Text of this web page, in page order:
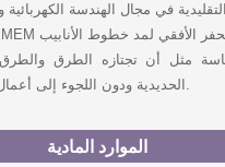
في مجال الهندسة الكهربائية
مثل أن تجتازه الطرق
الحديدية ودون اللجوء إلى أعمال مكلفة لفتح الأجواء ومعقدة.
الموارد المادية